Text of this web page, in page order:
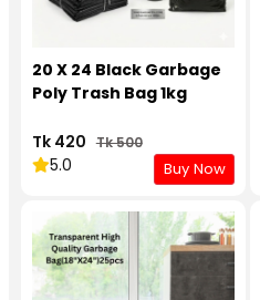
20 X 24 Black Garbage
Poly Trash Bag 1kg
Tk 420 Tk 500
5.0 Buy Now